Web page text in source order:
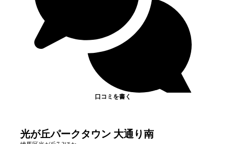
口コミを書く
光が丘パークタウン 大通り南